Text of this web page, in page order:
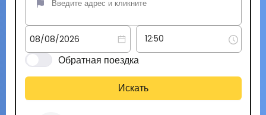
Обратная поездка
Искать